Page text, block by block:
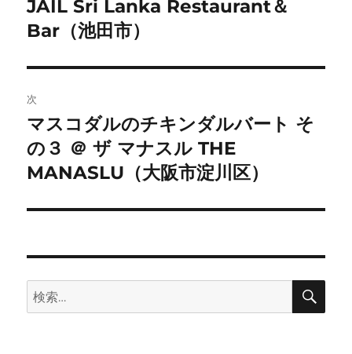
ナ
ビ
ゲ
ー
シ
ョ
ン
投
JAIL Sri Lanka Restaurant＆
Bar（池田市）
次
次
の
投
マスコダルのチキンダルバート そ
の３ ＠ ザ マナスル THE
MANASLU（大阪市淀川区）
検
索:
検